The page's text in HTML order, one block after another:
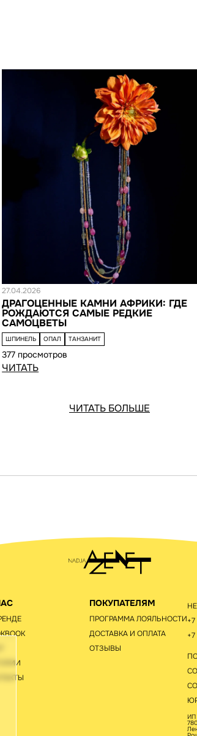
Новость
27.04.2026
ДРАГОЦЕННЫЕ КАМНИ АФРИКИ: ГДЕ
РОЖДАЮТСЯ САМЫЕ РЕДКИЕ
САМОЦВЕТЫ
ШПИНЕЛЬ ОПАЛ ТАНЗАНИТ
377 просмотров
ЧИТАТЬ
ЧИТАТЬ БОЛЬШЕ
ПОКУПАТЕЛЯМ
ПРОГРАММА ЛОЯЛЬНОСТИ
ДОСТАВКА И ОПЛАТА
ОТЗЫВЫ
+7
ИП